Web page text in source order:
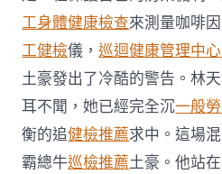
工身體健康檢查來測量咖啡
工健檢儀，巡迴健康管理中心
土豪發出了冷酷的警告。林
耳不聞，她已經完全沉一般
衡的追健檢推薦求中。這場
霸總牛巡檢推薦土豪。他站